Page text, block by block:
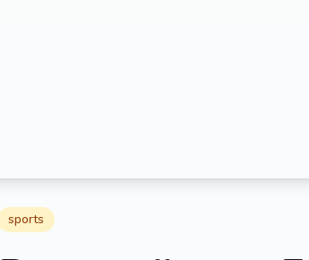
sports